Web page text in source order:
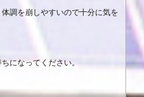
調を崩しやすいので十分に気を
になってください。